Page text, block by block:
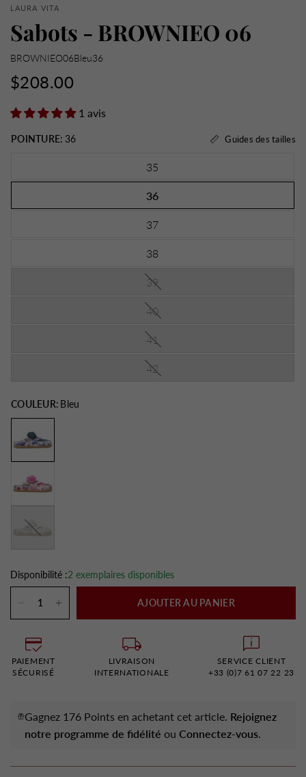
LAURA VITA
Sabots - BROWNIEO 06
BROWNIEO06Bleu36
$208.00
1 avis
POINTURE: 36 Guides des tailles
35
36
37
38
39
40
41
42
COULEUR: Bleu
Disponibilité :2 exemplaires disponibles
AJOUTER AU PANIER
PAIEMENT
SÉCURISÉ
LIVRAISON
INTERNATIONALE
SERVICE CLIENT
+33 (0)7 61 07 22 23
Gagnez 176 Points en achetant cet article. Rejoignez
notre programme de fidélité ou Connectez-vous.